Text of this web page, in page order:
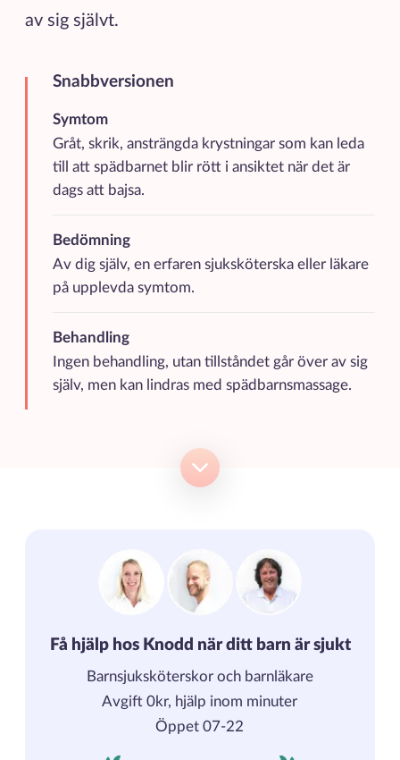
av sig självt.
Snabbversionen
Kortfattad sammanfattning av de viktigaste
Symtom
Gråt, skrik, ansträngda krystningar som kan leda
till att spädbarnet blir rött i ansiktet när det är
dags att bajsa.
Bedömning
Av dig själv, en erfaren sjuksköterska eller läkare
på upplevda symtom.
Behandling
Ingen behandling, utan tillståndet går över av sig
själv, men kan lindras med spädbarnsmassage.
Få hjälp hos Knodd när ditt barn är sjukt
Barnsjuksköterskor och barnläkare
Avgift 0kr, hjälp inom minuter
Öppet 07-22